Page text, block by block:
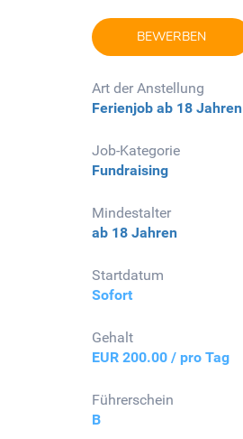
BEWERBEN
Art der Anstellung
Ferienjob ab 18 Jahren
Job-Kategorie
Fundraising
Mindestalter
ab 18 Jahren
Startdatum
Sofort
Gehalt
EUR 200.00 / pro Tag
Führerschein
B